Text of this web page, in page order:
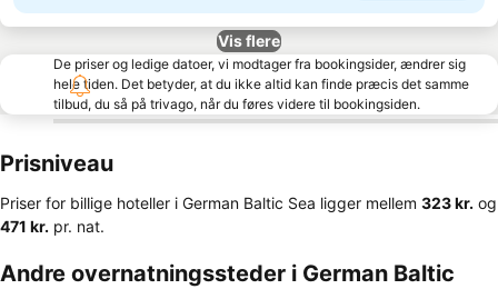
Vis flere
De priser og ledige datoer, vi modtager fra bookingsider, ændrer sig
hele tiden. Det betyder, at du ikke altid kan finde præcis det samme
tilbud, du så på trivago, når du føres videre til bookingsiden.
Prisniveau
Priser for billige hoteller i German Baltic Sea ligger mellem ‎323 kr. og
‎471 kr. pr. nat.
Andre overnatningssteder i German Baltic